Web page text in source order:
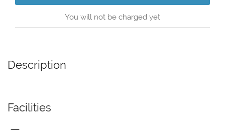
You will not be charged yet
Description
Facilities